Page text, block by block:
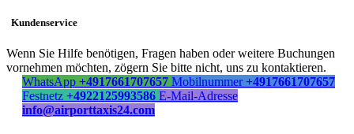
Kundenservice
Wenn Sie Hilfe benötigen, Fragen haben oder weitere Buchungen
vornehmen möchten, zögern Sie bitte nicht, uns zu kontaktieren.
WhatsApp +4917661707657 Mobilnummer +4917661707657
Festnetz +4922125993586 E-Mail-Adresse
info@airporttaxis24.com